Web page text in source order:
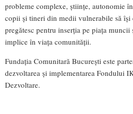
probleme complexe, științe, autonomie
copii și tineri din medii vulnerabile să
pregătesc pentru inserția pe piața muncii
implice în viața comunității.
Fundația Comunitară București este
dezvoltarea și implementarea Fondului
Dezvoltare.